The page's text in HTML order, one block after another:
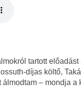
tartott előadást
díjas költő,
álmodtam – mondja a